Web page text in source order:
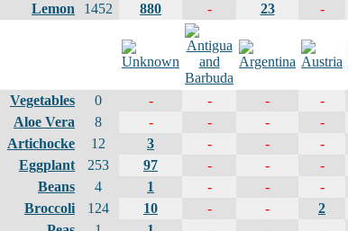
Lemon
1452 880 - 23 -
Vegetables 0 - - - -
Aloe Vera
8 - - - -
Artichocke
12 3 - - -
Eggplant
253 97 - - -
Beans
4 1 - - -
Broccoli
124 10 - - 2